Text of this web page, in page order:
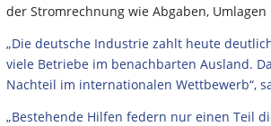
der Stromrechnung wie Abgaben,
„Die deutsche Industrie zahlt heute
viele Betriebe im benachbarten Ausland.
Nachteil im internationalen Wettbewerb“,
„Bestehende Hilfen federn nur einen Teil